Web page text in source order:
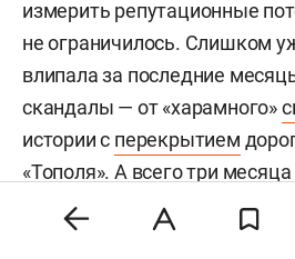
измерить репутационные
не ограничилось. Слишком
влипала за последние
скандалы — от «харамного»
истории с перекрытием
«Тополя». А всего три
фардиевские структуры —
Бройлер» и «Камский Бекон»